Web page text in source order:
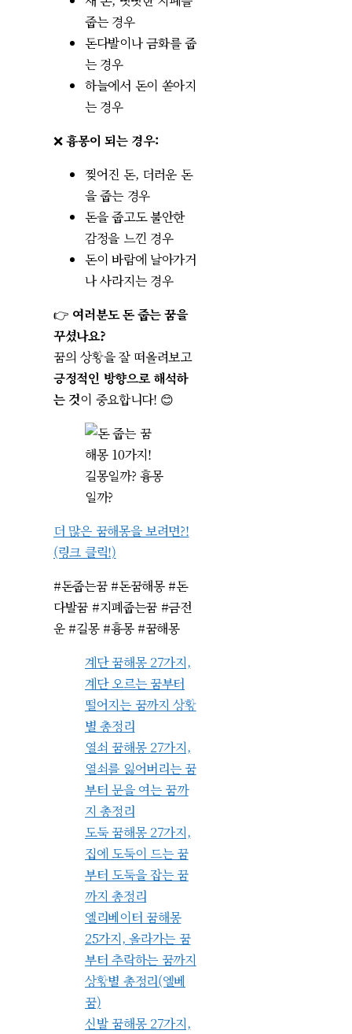
줍는 경우
돈다발이나 금화를 줍
는 경우
하늘에서 돈이 쏟아지
는 경우
❌흉몽이 되는 경우:
찢어진 돈, 더러운 돈
을 줍는 경우
돈을 줍고도 불안한
감정을 느낀 경우
돈이 바람에 날아가거
나 사라지는 경우
👉 여러분도 돈 줍는 꿈을
꾸셨나요?
꿈의 상황을 잘 떠올려보고
긍정적인 방향으로 해석하
는 것이 중요합니다! 😊
더 많은 꿈해몽을 보려면?!
(링크 클릭!)
#돈줍는꿈 #돈꿈해몽 #돈
다발꿈 #지폐줍는꿈 #금전
운 #길몽 #흉몽 #꿈해몽
계단 꿈해몽 27가지,
계단 오르는 꿈부터
떨어지는 꿈까지 상황
별 총정리
열쇠 꿈해몽 27가지,
열쇠를 잃어버리는 꿈
부터 문을 여는 꿈까
지 총정리
도둑 꿈해몽 27가지,
집에 도둑이 드는 꿈
부터 도둑을 잡는 꿈
까지 총정리
엘리베이터 꿈해몽
25가지, 올라가는 꿈
부터 추락하는 꿈까지
상황별 총정리(엘베
꿈)
신발 꿈해몽 27가지,